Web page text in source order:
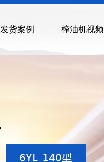
发货案例 榨油机视频